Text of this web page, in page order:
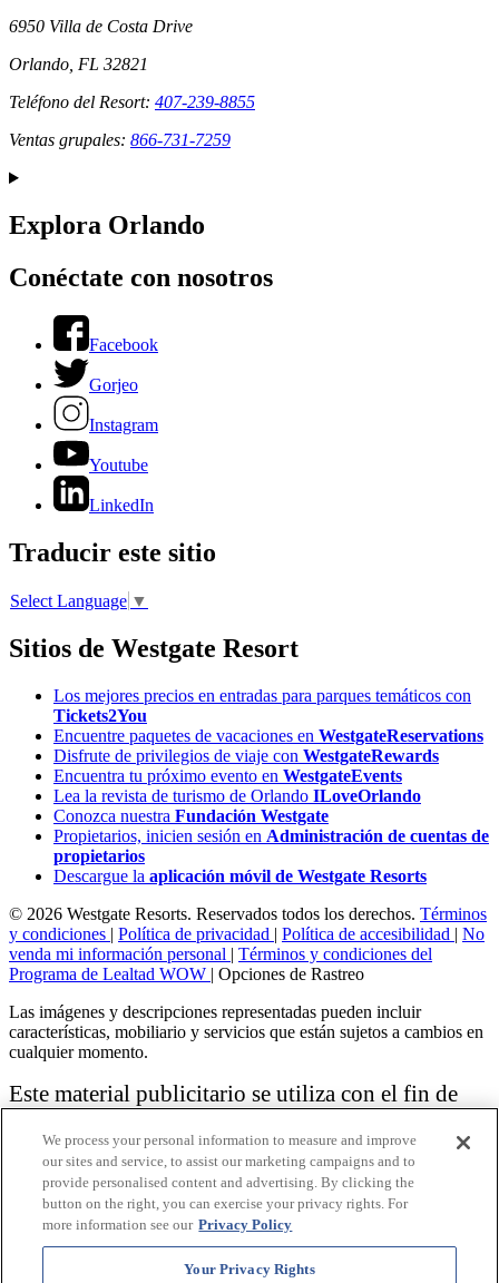
6950 Villa de Costa Drive
Orlando, FL 32821
Teléfono del Resort: 407-239-8855
Ventas grupales: 866-731-7259
Explora Orlando
Conéctate con nosotros
Facebook
Gorjeo
Instagram
Youtube
LinkedIn
Traducir este sitio
Select Language ▼
Sitios de Westgate Resort
Los mejores precios en entradas para parques temáticos con
Tickets2You
Encuentre paquetes de vacaciones en WestgateReservations
Disfrute de privilegios de viaje con WestgateRewards
Encuentra tu próximo evento en WestgateEvents
Lea la revista de turismo de Orlando ILoveOrlando
Conozca nuestra Fundación Westgate
Propietarios, inicien sesión en Administración de cuentas de
propietarios
Descargue la aplicación móvil de Westgate Resorts
© 2026 Westgate Resorts. Reservados todos los derechos. Términos
y condiciones | Política de privacidad | Política de accesibilidad | No
venda mi información personal | Términos y condiciones del
Programa de Lealtad WOW | Opciones de Rastreo
Las imágenes y descripciones representadas pueden incluir
características, mobiliario y servicios que están sujetos a cambios en
cualquier momento.
Este material publicitario se utiliza con el fin de
vacacional.
Aviso: las funciones de accesibilidad enumeradas aquí no pretenden
ser una lista exhaustiva o completa de todas las funciones accesibles
de la instalación,
habitaciones y / o comodidades para este Resort específico. Para
obtener información sobre nuestra política de accesibilidad, revise
We process your personal information to measure and improve
our sites and service, to assist our marketing campaigns and to
provide personalised content and advertising. By clicking the
button on the right, you can exercise your privacy rights. For
more information see our Privacy Policy
Your Privacy Rights